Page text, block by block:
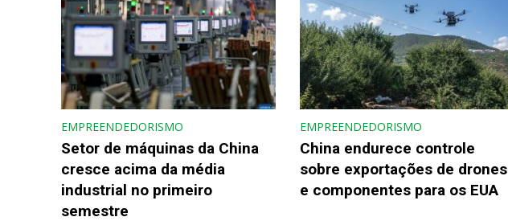
EMPREENDEDORISMO
Setor de máquinas da China
cresce acima da média
industrial no primeiro
semestre
EMPREENDEDORISMO
China endurece controle
sobre exportações de drones
e componentes para os EUA